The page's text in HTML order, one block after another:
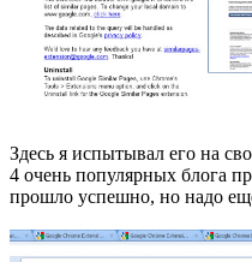
Здесь я испытывал его на
4 очень популярных блога
прошло успешно, но надо